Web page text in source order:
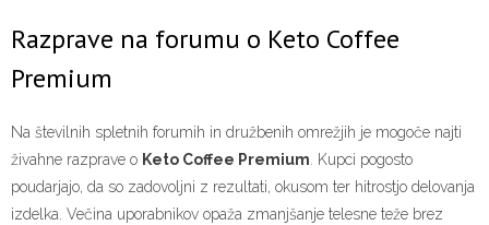
Razprave na forumu o Keto Coffee
Premium
Na številnih spletnih forumih in družbenih omrežjih je mogoče najti
živahne razprave o Keto Coffee Premium. Kupci pogosto
poudarjajo, da so zadovoljni z rezultati, okusom ter hitrostjo delovanja
izdelka. Večina uporabnikov opaža zmanjšanje telesne teže brez